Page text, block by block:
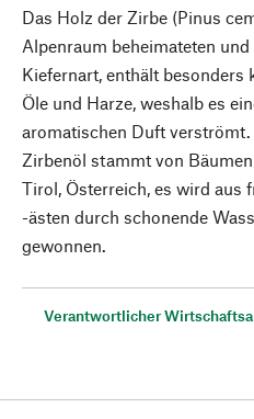
Das Holz der Zirbe (Pinus
Alpenraum beheimateten
Kiefernart, enthält besonders
Öle und Harze, weshalb es
aromatischen Duft
Zirbenöl stammt von
Tirol, Österreich, es wird aus
-ästen durch schonende
gewonnen.
Verantwortlicher